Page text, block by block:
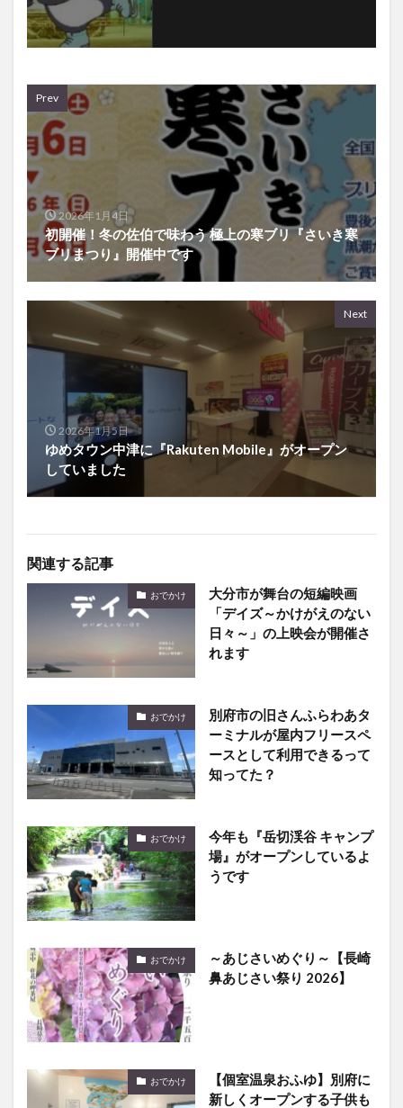
Prev
2026年1月4日
初開催！冬の佐伯で味わう 極上の寒ブリ『さいき寒
ブリまつり』開催中です
Next
2026年1月5日
ゆめタウン中津に『Rakuten Mobile』がオープン
していました
関連する記事
おでかけ
大分市が舞台の短編映画
「デイズ～かけがえのない
日々～」の上映会が開催さ
れます
おでかけ
別府市の旧さんふらわあタ
ーミナルが屋内フリースペ
ースとして利用できるって
知ってた？
おでかけ
今年も『岳切渓谷 キャンプ
場』がオープンしているよ
うです
おでかけ
～あじさいめぐり～【長崎
鼻あじさい祭り 2026】
おでかけ
【個室温泉おふゆ】別府に
新しくオープンする子供も